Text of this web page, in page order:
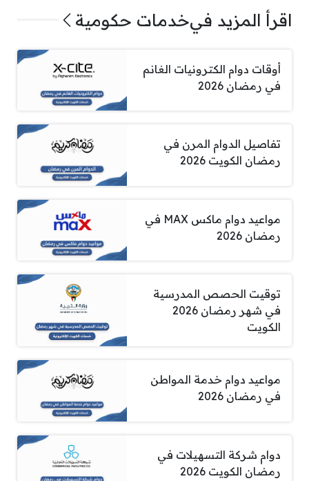
اقرأ المزيد فيخدمات حكومية
أوقات دوام الكترونيات الغانم
في رمضان 2026
تفاصيل الدوام المرن في
رمضان الكويت 2026
مواعيد دوام ماكس MAX في
رمضان 2026
توقيت الحصص المدرسية
في شهر رمضان 2026
الكويت
مواعيد دوام خدمة المواطن
في رمضان 2026
دوام شركة التسهيلات في
رمضان الكويت 2026